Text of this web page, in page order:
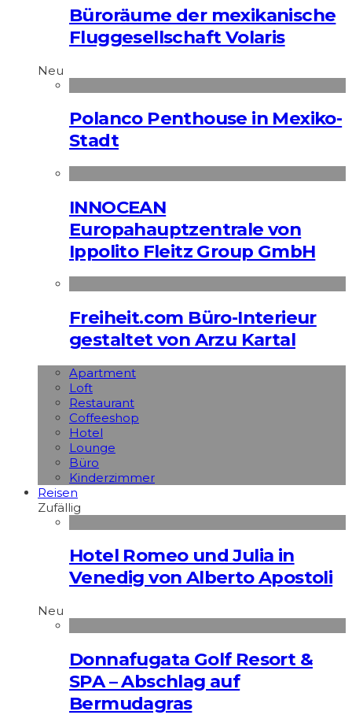
Büroräume der mexikanische
Fluggesellschaft Volaris
Neu
Polanco Penthouse in Mexiko-
Stadt
INNOCEAN
Europahauptzentrale von
Ippolito Fleitz Group GmbH
Freiheit.com Büro-Interieur
gestaltet von Arzu Kartal
Apart­ment
Loft
Restaurant
Coffeeshop
Hotel
Lounge
Büro
Kinderzimmer
Reisen
Zufällig
Hotel Romeo und Julia in
Venedig von Alberto Apostoli
Neu
Donnafugata Golf Resort &
SPA – Abschlag auf
Bermudagras